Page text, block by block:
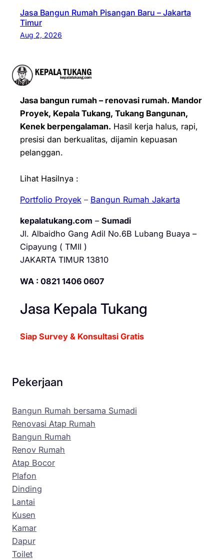
Jasa Bangun Rumah Pisangan Baru – Jakarta
Timur
Aug 2, 2026
Jasa bangun rumah – renovasi rumah. Mandor
Proyek, Kepala Tukang, Tukang Bangunan,
Kenek berpengalaman. Hasil kerja halus, rapi,
presisi dan berkualitas, dijamin kepuasan
pelanggan.
Lihat Hasilnya :
Portfolio Proyek – Bangun Rumah Jakarta
kepalatukang.com – Sumadi
Jl. Albaidho Gang Adil No.6B Lubang Buaya –
Cipayung ( TMII )
JAKARTA TIMUR 13810
WA : 0821 1406 0607
Jasa Kepala Tukang
Siap Survey & Konsultasi Gratis
Pekerjaan
Bangun Rumah bersama Sumadi
Renovasi Atap Rumah
Bangun Rumah
Renov Rumah
Atap Bocor
Plafon
Dinding
Lantai
Kusen
Kamar
Dapur
Toilet